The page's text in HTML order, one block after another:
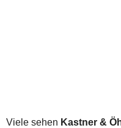
Viele sehen Kastner &